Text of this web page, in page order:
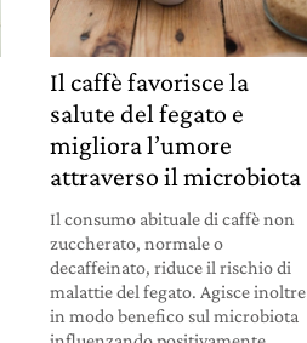
Il caffè favorisce la
salute del fegato e
migliora l’umore
attraverso il microbiota
Il consumo abituale di caffè non
zuccherato, normale o
decaffeinato, riduce il rischio di
malattie del fegato. Agisce inoltre
in modo benefico sul microbiota